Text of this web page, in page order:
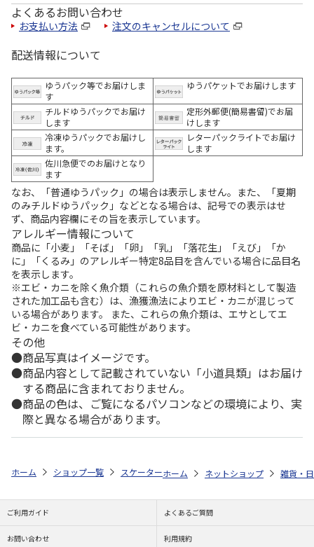
よくあるお問い合わせ
お支払い方法 注文のキャンセルについて
配送情報について
ゆうパック等でお届けしま
す
ゆうパケットでお届けします
チルドゆうパックでお届け
します
定形外郵便(簡易書留)でお届
けします
冷凍ゆうパックでお届けし
ます。
レターパックライトでお届け
します
佐川急便でのお届けとなり
ます
なお、「普通ゆうパック」の場合は表示しません。また、「夏期
のみチルドゆうパック」などとなる場合は、記号での表示はせ
ず、商品内容欄にその旨を表示しています。
アレルギー情報について
商品に「小麦」「そば」「卵」「乳」「落花生」「えび」「か
に」「くるみ」のアレルギー特定8品目を含んでいる場合に品目名
を表示します。
※エビ・カニを除く魚介類（これらの魚介類を原材料として製造
された加工品も含む）は、漁獲漁法によりエビ・カニが混じって
いる場合があります。 また、これらの魚介類は、エサとしてエ
ビ・カニを食べている可能性があります。
その他
商品写真はイメージです。
商品内容として記載されていない「小道具類」はお届け
する商品に含まれておりません。
商品の色は、ご覧になるパソコンなどの環境により、実
際と異なる場合があります。
ホーム ショップ一覧 スケーター 抗菌丸型ランチボックス2段(フォ
ホーム ネットショップ 雑貨・
ご利用ガイド よくあるご質問
お問い合わせ 利用規約